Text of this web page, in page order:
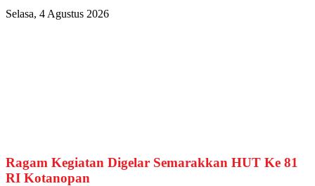
Selasa, 4 Agustus 2026
Ragam Kegiatan Digelar Semarakkan HUT Ke 81
RI Kotanopan